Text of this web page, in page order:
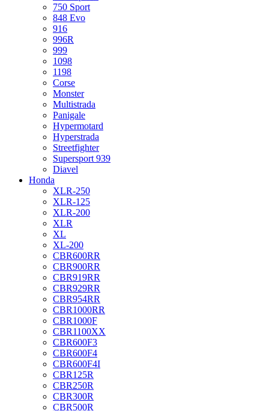
750 Sport
848 Evo
916
996R
999
1098
1198
Corse
Monster
Multistrada
Panigale
Hypermotard
Hyperstrada
Streetfighter
Supersport 939
Diavel
Honda
XLR-250
XLR-125
XLR-200
XLR
XL
XL-200
CBR600RR
CBR900RR
CBR919RR
CBR929RR
CBR954RR
CBR1000RR
CBR1000F
CBR1100XX
CBR600F3
CBR600F4
CBR600F4I
CBR125R
CBR250R
CBR300R
CBR500R